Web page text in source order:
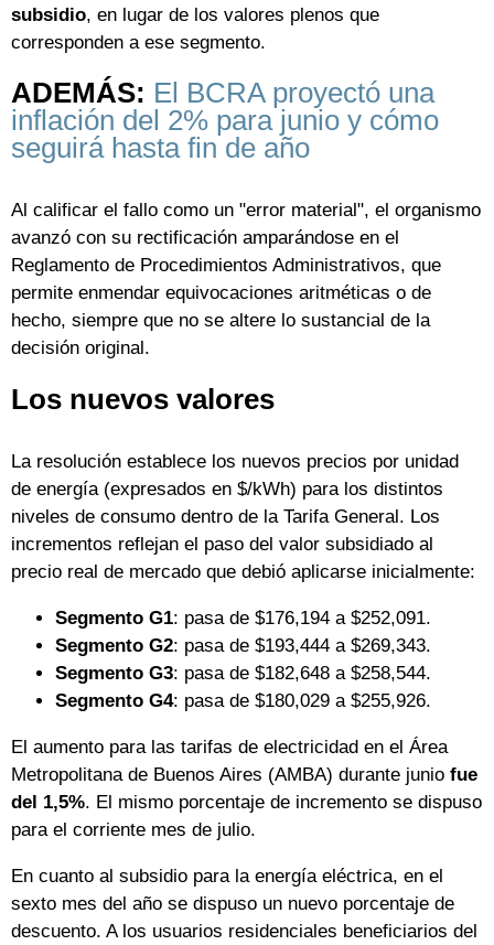
subsidio, en lugar de los valores plenos que
corresponden a ese segmento.
ADEMÁS: El BCRA proyectó una
inflación del 2% para junio y cómo
seguirá hasta fin de año
Al calificar el fallo como un "error material", el organismo
avanzó con su rectificación amparándose en el
Reglamento de Procedimientos Administrativos, que
permite enmendar equivocaciones aritméticas o de
hecho, siempre que no se altere lo sustancial de la
decisión original.
Los nuevos valores
La resolución establece los nuevos precios por unidad
de energía (expresados en $/kWh) para los distintos
niveles de consumo dentro de la Tarifa General. Los
incrementos reflejan el paso del valor subsidiado al
precio real de mercado que debió aplicarse inicialmente:
Segmento G1: pasa de $176,194 a $252,091.
Segmento G2: pasa de $193,444 a $269,343.
Segmento G3: pasa de $182,648 a $258,544.
Segmento G4: pasa de $180,029 a $255,926.
El aumento para las tarifas de electricidad en el Área
Metropolitana de Buenos Aires (AMBA) durante junio fue
del 1,5%. El mismo porcentaje de incremento se dispuso
para el corriente mes de julio.
En cuanto al subsidio para la energía eléctrica, en el
sexto mes del año se dispuso un nuevo porcentaje de
descuento. A los usuarios residenciales beneficiarios del